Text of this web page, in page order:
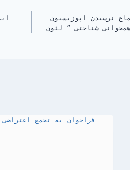
نرسیدن اپوزیسیون
شناختی ” لئون